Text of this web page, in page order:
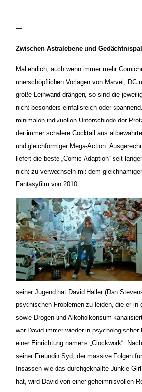
—
Zwischen Astralebene und
Mal ehrlich, auch wenn immer mehr
unerschöpflichen Vorlagen von Marvel, DC
große Leinwand drängen, so sind die
nicht besonders einfallsreich oder
minimalen indivuellen Unterschiede der
der immer schalere Cocktail aus
und gleichförmiger Mega-Action.
liefert die beste „Comic-Adaption“ seit
nicht zu verwechseln mit dem
Fantasyfilm von 2010.
seiner Jugend hat David Haller (Dan
psychischen Problemen zu leiden, die er in
sowie Drogen und Alkoholkonsum
war David immer wieder in psychologischer
einer Einrichtung namens „Clockwork“.
seiner Freundin Syd, der massive Folgen
Insassen wie das durchgeknallte Junkie-
hat, wird David von einer geheimnisvollen